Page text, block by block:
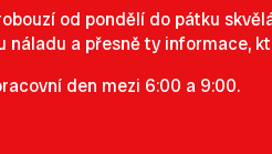
od pondělí do pátku
náladu a přesně ty informace,
den mezi 6:00 a 9:00.